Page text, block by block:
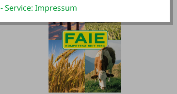
- Service: Impressum